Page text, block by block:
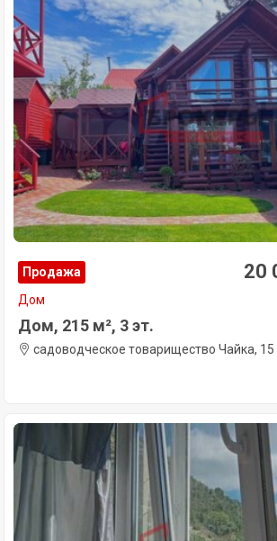
Продажа 20
Дом
Дом, 215 м², 3 эт.
садоводческое товарищество Чайка, 15